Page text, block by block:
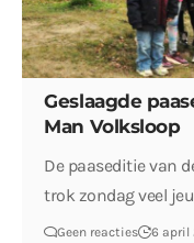
Geslaagde
Man Volksloop
De paaseditie van
trok zondag veel
Geen reacties 6 april